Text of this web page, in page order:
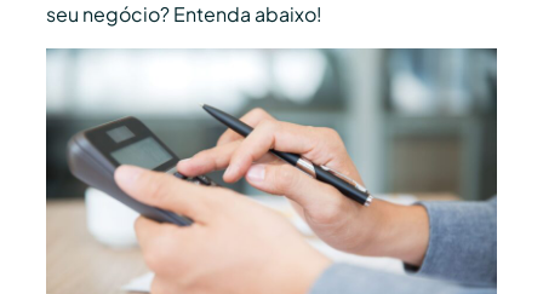
seu negócio? Entenda abaixo!